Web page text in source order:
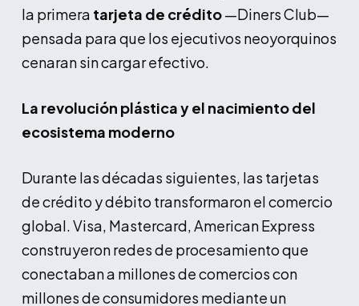
la primera tarjeta de crédito—Diners Club—
pensada para que los ejecutivos neoyorquinos
cenaran sin cargar efectivo.
La revolución plástica y el nacimiento del
ecosistema moderno
Durante las décadas siguientes, las tarjetas
de crédito y débito transformaron el comercio
global. Visa, Mastercard, American Express
construyeron redes de procesamiento que
conectaban a millones de comercios con
millones de consumidores mediante un